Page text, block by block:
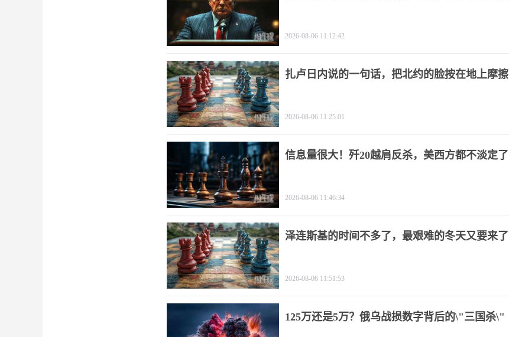
2026-08-06 11:12:42
扎卢日内说的一句话，把北约的脸按在地上摩擦
2026-08-06 11:25:01
信息量很大！歼20越肩反杀，美西方都不淡定了
2026-08-06 11:46:34
泽连斯基的时间不多了，最艰难的冬天又要来了
2026-08-06 11:51:53
125万还是5万？俄乌战损数字背后的\"三国杀\"